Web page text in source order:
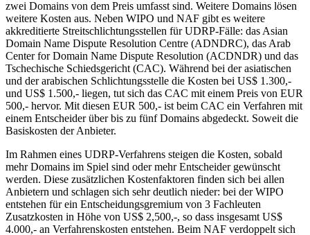
zwei Domains von dem Preis umfasst sind. Weitere Domains lösen
weitere Kosten aus. Neben WIPO und NAF gibt es weitere
akkreditierte Streitschlichtungsstellen für UDRP-Fälle: das Asian
Domain Name Dispute Resolution Centre (ADNDRC), das Arab
Center for Domain Name Dispute Resolution (ACDNDR) und das
Tschechische Schiedsgericht (CAC). Während bei der asiatischen
und der arabischen Schlichtungsstelle die Kosten bei US$ 1.300,-
und US$ 1.500,- liegen, tut sich das CAC mit einem Preis von EUR
500,- hervor. Mit diesen EUR 500,- ist beim CAC ein Verfahren mit
einem Entscheider über bis zu fünf Domains abgedeckt. Soweit die
Basiskosten der Anbieter.
Im Rahmen eines UDRP-Verfahrens steigen die Kosten, sobald
mehr Domains im Spiel sind oder mehr Entscheider gewünscht
werden. Diese zusätzlichen Kostenfaktoren finden sich bei allen
Anbietern und schlagen sich sehr deutlich nieder: bei der WIPO
entstehen für ein Entscheidungsgremium von 3 Fachleuten
Zusatzkosten in Höhe von US$ 2,500,-, so dass insgesamt US$
4.000,- an Verfahrenskosten entstehen. Beim NAF verdoppelt sich